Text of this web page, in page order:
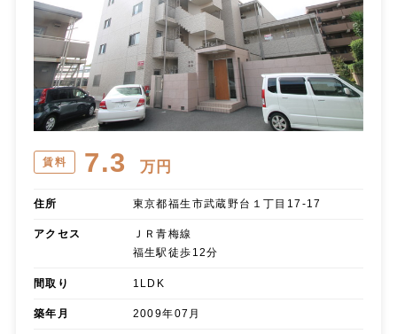
賃料 7.3 万円
住所 東京都福生市武蔵野台１丁目17-17
アクセス
ＪＲ青梅線
福生駅徒歩12分
間取り 1LDK
築年月 2009年07月